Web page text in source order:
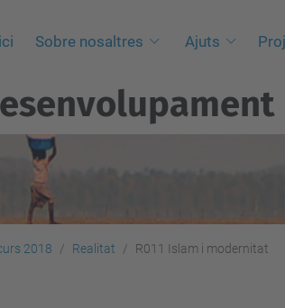
Sobre nosaltres Ajuts
2018 Realitat R011 Islam i modernitat